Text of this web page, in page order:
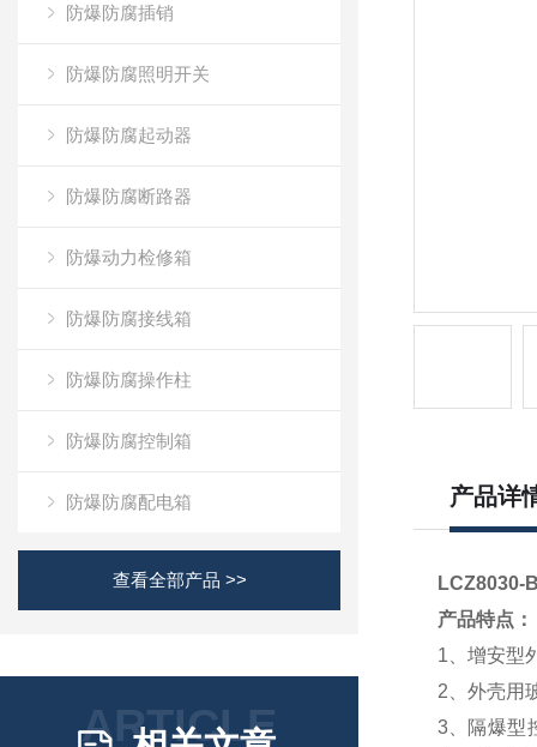
防爆防腐插销
防爆防腐照明开关
防爆防腐起动器
防爆防腐断路器
防爆动力检修箱
防爆防腐接线箱
防爆防腐操作柱
防爆防腐控制箱
防爆防腐配电箱
查看全部产品 >>
ARTICLE
产品详
LCZ8030-
产品特点：
1 、增安
2 、外壳
3、隔爆型